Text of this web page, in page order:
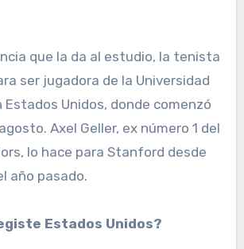
que la da al estudio, la tenista
ser jugadora de la Universidad
Estados Unidos, donde comenzó
Axel Geller, ex número 1 del
lo hace para Stanford desde
año pasado.
Estados Unidos?